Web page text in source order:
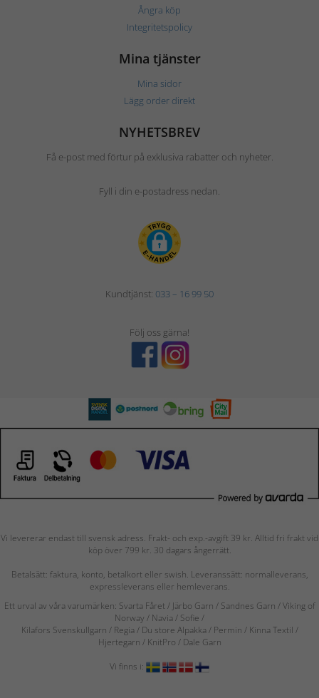
Ångra köp
Integritetspolicy
Mina tjänster
Mina sidor
Lägg order direkt
NYHETSBREV
Få e-post med förtur på exklusiva rabatter och nyheter.
Fyll i din e-postadress nedan.
Kundtjänst: 033 – 16 99 50
Följ oss gärna!
Vi levererar endast till svensk adress. Frakt- och exp.-avgift 39 kr. Alltid fri frakt vid
köp över 799 kr. 30 dagars ångerrätt.
Betalsätt: faktura, konto, betalkort eller swish. Leveranssätt: normalleverans,
expressleverans eller hemleverans.
Ett urval av våra varumärken: Svarta Fåret / Järbo Garn / Sandnes Garn / Viking of
Norway / Navia/ Sofie /
Kilafors Svenskullgarn / Regia / Du store Alpakka / Permin / Kinna Textil /
Hjertegarn / KnitPro / Dale Garn
Vi finns i: